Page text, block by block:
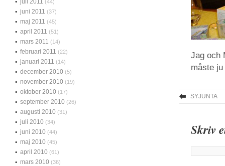
Jag och
måste
SYJUNTA
Skriv
juli 2011 (44)
juni 2011 (37)
maj 2011 (45)
april 2011 (51)
mars 2011 (14)
februari 2011 (22)
januari 2011 (14)
december 2010 (5)
november 2010 (19)
oktober 2010 (17)
september 2010 (26)
augusti 2010 (31)
juli 2010 (34)
juni 2010 (44)
maj 2010 (45)
april 2010 (61)
mars 2010 (36)